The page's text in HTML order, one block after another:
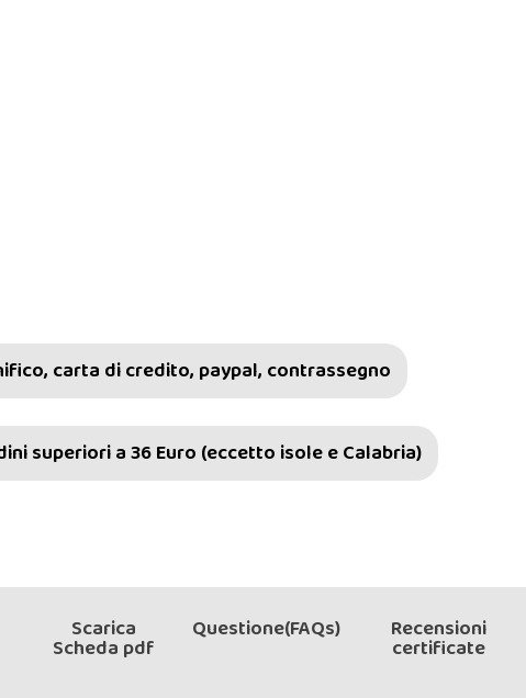
carta di credito, paypal, contrassegno
superiori a 36 Euro (eccetto isole e Calabria)
Scarica
Scheda pdf
Questione(FAQs) Recensioni
certificate